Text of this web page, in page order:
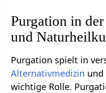
Purgation in
und
Purgation spielt in
Alternativmedizin
wichtige Rolle.